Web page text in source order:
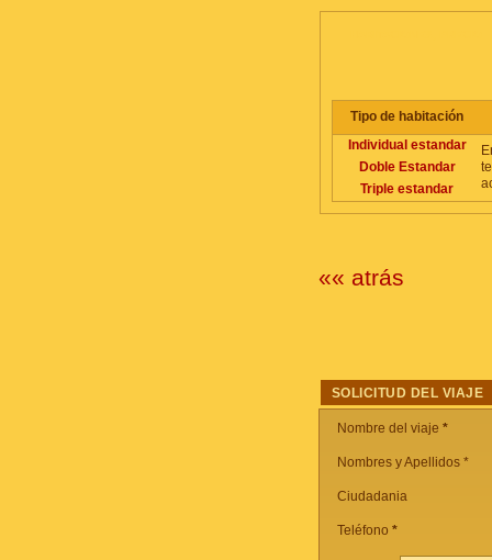
Tipo de habitación
Individual estandar
Doble Estandar
Triple estandar
«« atrás
SOLICITUD DEL VIAJE
Nombre del viaje *
Nombres y Apellidos *
Ciudadania
Teléfono *